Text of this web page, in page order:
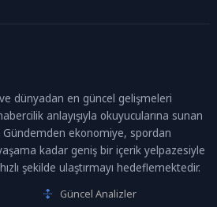
dünyadan en güncel gelişmeleri
anlayışıyla okuyucularına sunan
ekonomiye, spordan
kadar geniş bir içerik yelpazesiyle
şekilde ulaştırmayı hedeflemektedir.
Güncel Analizler